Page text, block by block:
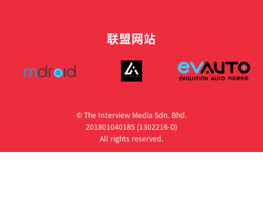
联盟网站
© The Interview Media Sdn. Bhd.
201801040185 (1302216­-D)
All rights reserved.